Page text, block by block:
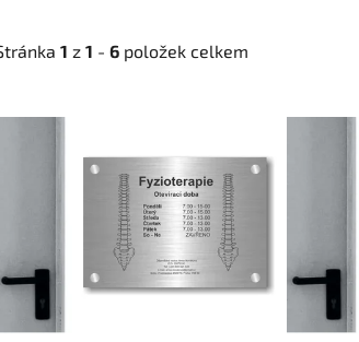
1 z 1 - 6 položek celkem
p